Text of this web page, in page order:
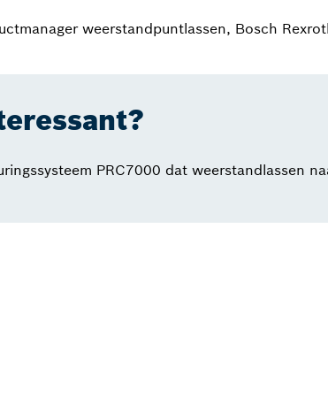
weerstandpuntlassen, Bosch
PRC7000 dat weerstandlassen